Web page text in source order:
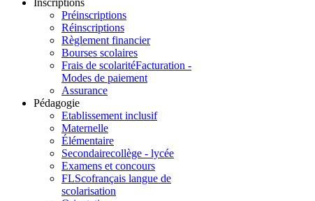
Inscriptions
Préinscriptions
Réinscriptions
Règlement financier
Bourses scolaires
Frais de scolaritéFacturation -
Modes de paiement
Assurance
Pédagogie
Etablissement inclusif
Maternelle
Élémentaire
Secondairecollège - lycée
Examens et concours
FLScofrançais langue de
scolarisation